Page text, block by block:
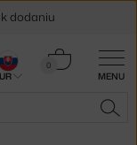
MENU
0
Košík
dodaniu